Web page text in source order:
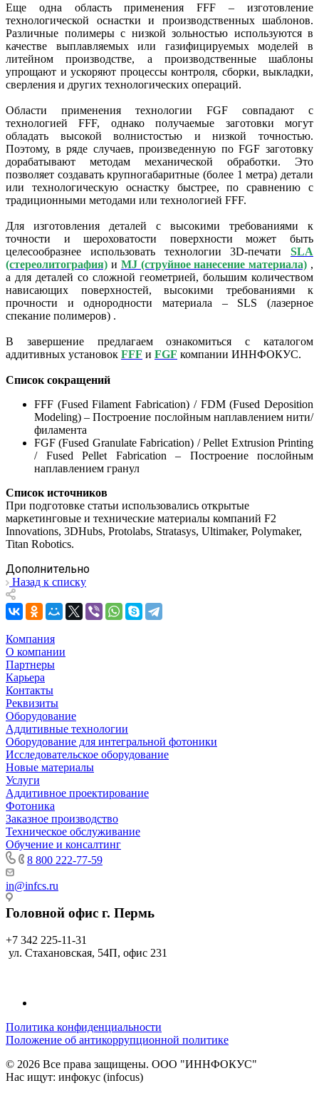
Еще одна область применения FFF – изготовление
технологической оснастки и производственных шаблонов.
Различные полимеры с низкой зольностью используются в
качестве выплавляемых или газифицируемых моделей в
литейном производстве, а производственные шаблоны
упрощают и ускоряют процессы контроля, сборки, выкладки,
сверления и других технологических операций.
Области применения технологии FGF совпадают с
технологией FFF, однако получаемые заготовки могут
обладать высокой волнистостью и низкой точностью.
Поэтому, в ряде случаев, произведенную по FGF заготовку
дорабатывают методам механической обработки. Это
позволяет создавать крупногабаритные (более 1 метра) детали
или технологическую оснастку быстрее, по сравнению с
традиционными методами или технологией FFF.
Для изготовления деталей с высокими требованиями к
точности и шероховатости поверхности может быть
целесообразнее использовать технологии 3D-печати SLA
(стереолитография) и MJ (струйное нанесение материала) ,
а для деталей со сложной геометрией, большим количеством
нависающих поверхностей, высокими требованиями к
прочности и однородности материала – SLS (лазерное
спекание полимеров) .
В завершение предлагаем ознакомиться с каталогом
аддитивных установок FFF и FGF компании ИННФОКУС.
Список сокращений
FFF (Fused Filament Fabrication) / FDM (Fused Deposition
Modeling) – Построение послойным наплавлением нити/
филамента
FGF (Fused Granulate Fabrication) / Pellet Extrusion Printing
/ Fused Pellet Fabrication – Построение послойным
наплавлением гранул
Список источников
При подготовке статьи использовались открытые
маркетинговые и технические материалы компаний F2
Innovations, 3DHubs, Protolabs, Stratasys, Ultimaker, Polymaker,
Titan Robotics.
Дополнительно
Назад к списку
Компания
О компании
Партнеры
Карьера
Контакты
Реквизиты
Оборудование
Аддитивные технологии
Оборудование для интегральной фотоники
Исследовательское оборудование
Новые материалы
Услуги
Аддитивное проектирование
Фотоника
Заказное производство
Техническое обслуживание
Обучение и консалтинг
8 800 222-77-59
in@infcs.ru
Головной офис г. Пермь
+7 342 225-11-31
ул. Стахановская, 54П, офис 231
Политика конфиденциальности
Положение об антикоррупционной политике
© 2026 Все права защищены. ООО "ИННФОКУС"
Нас ищут: инфокус (infocus)